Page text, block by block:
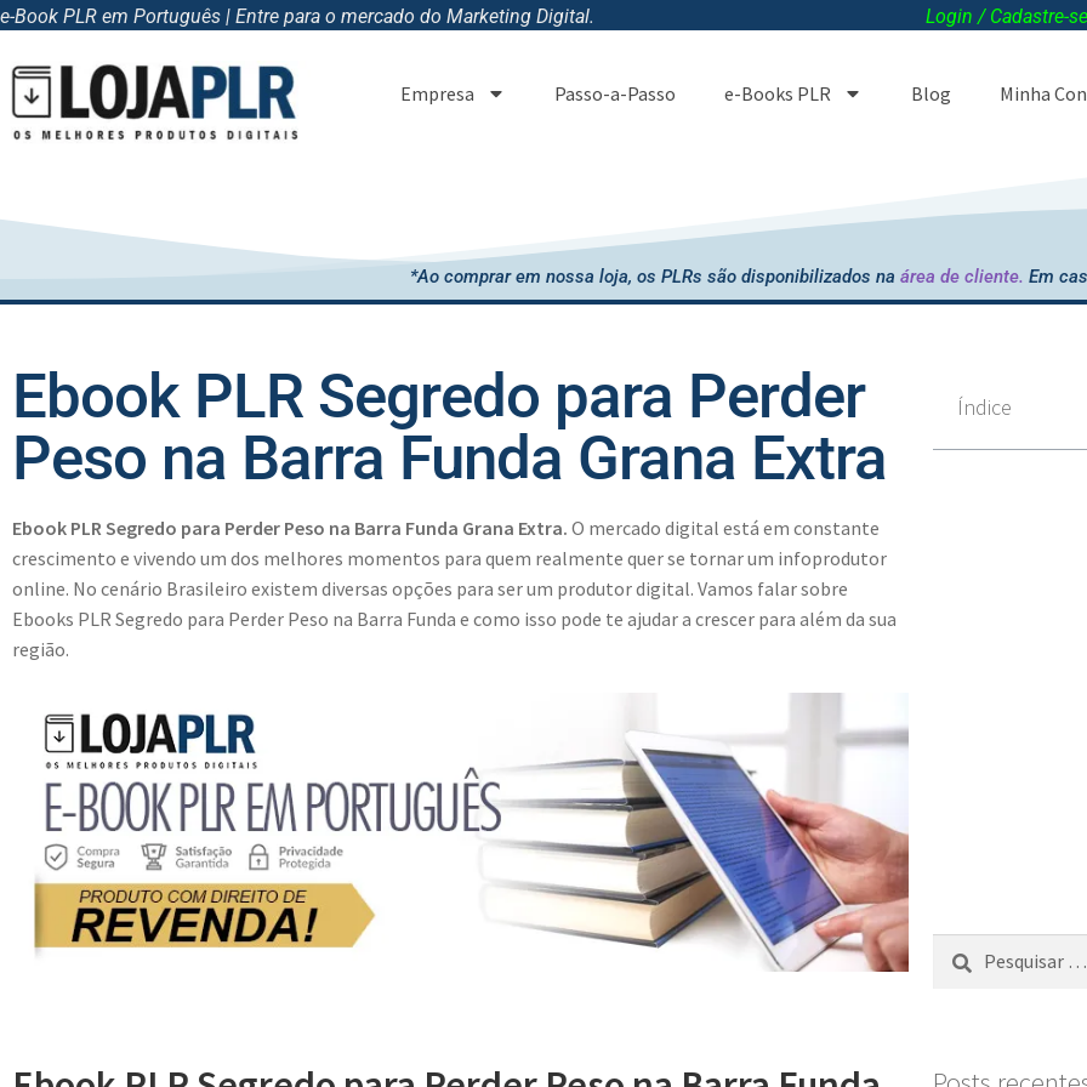
e-Book PLR em Português | Entre para o mercado do Marketing Digital. Login / Cadastre-
Empresa Passo-a-Passo e-Books PLR Blog Minha
*Ao comprar em nossa loja, os PLRs são disponibilizados na área de cliente. Em
Ebook PLR Segredo para Perder
Peso na Barra Funda Grana Extra
Ebook PLR Segredo para Perder Peso na Barra Funda Grana Extra. O mercado digital está em constante
crescimento e vivendo um dos melhores momentos para quem realmente quer se tornar um infoprodutor
online. No cenário Brasileiro existem diversas opções para ser um produtor digital. Vamos falar sobre
Ebooks PLR Segredo para Perder Peso na Barra Funda e como isso pode te ajudar a crescer para além da sua
região.
Índice